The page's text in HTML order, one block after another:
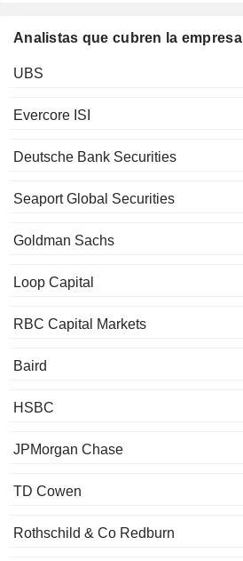
Analistas que cubren la empresa
UBS
Evercore ISI
Deutsche Bank Securities
Seaport Global Securities
Goldman Sachs
Loop Capital
RBC Capital Markets
Baird
HSBC
JPMorgan Chase
TD Cowen
Rothschild & Co Redburn